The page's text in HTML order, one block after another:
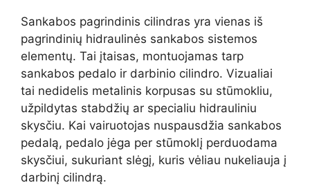
Sankabos pagrindinis cilindras yra vienas iš
pagrindinių hidraulinės sankabos sistemos
elementų. Tai įtaisas, montuojamas tarp
sankabos pedalo ir darbinio cilindro. Vizualiai
tai nedidelis metalinis korpusas su stūmokliu,
užpildytas stabdžių ar specialiu hidrauliniu
skysčiu. Kai vairuotojas nuspausdžia sankabos
pedalą, pedalo jėga per stūmoklį perduodama
skysčiui, sukuriant slėgį, kuris vėliau nukeliauja į
darbinį cilindrą.